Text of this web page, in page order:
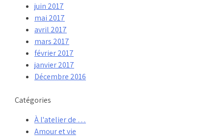
juin 2017
mai 2017
avril 2017
mars 2017
février 2017
janvier 2017
Décembre 2016
Catégories
À l'atelier de …
Amour et vie